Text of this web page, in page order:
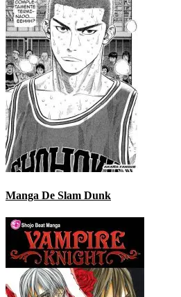
Manga De Slam Dunk